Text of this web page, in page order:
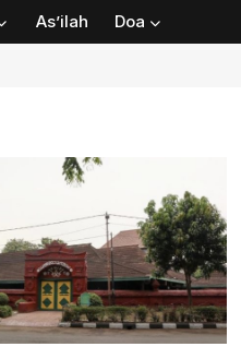
As’ilah Doa